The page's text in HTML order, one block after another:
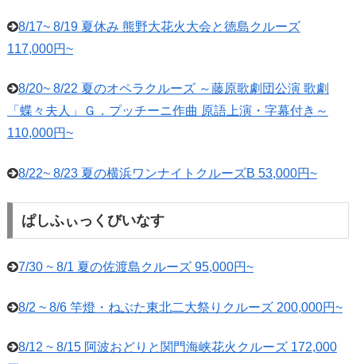
8/17~ 8/19 夏休み 熊野大花火大会と徳島クルーズ
117,000円~
8/20~ 8/22 夏のオペラクルーズ ～藤原歌劇団公演 歌劇
「蝶々夫人」Ｇ．プッチーニ作曲 原語上演・字幕付き～
110,000円~
8/22~ 8/23 夏の横浜ワンナイトクルーズB 53,000円~
ぱしふぃっくびいなす
7/30 ~ 8/1 夏の佐渡島クルーズ 95,000円~
8/2 ~ 8/6 竿燈・ねぶた東北二大祭りクルーズ 200,000円~
8/12 ~ 8/15 阿波おどりと関門海峡花火クルーズ 172,000